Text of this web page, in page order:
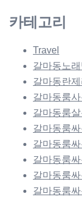
카테고리
Travel
갈마동노
갈마동란
갈마동룸
갈마동룸
갈마동룸
갈마동룸
갈마동룸
갈마동룸싸
갈마동룸